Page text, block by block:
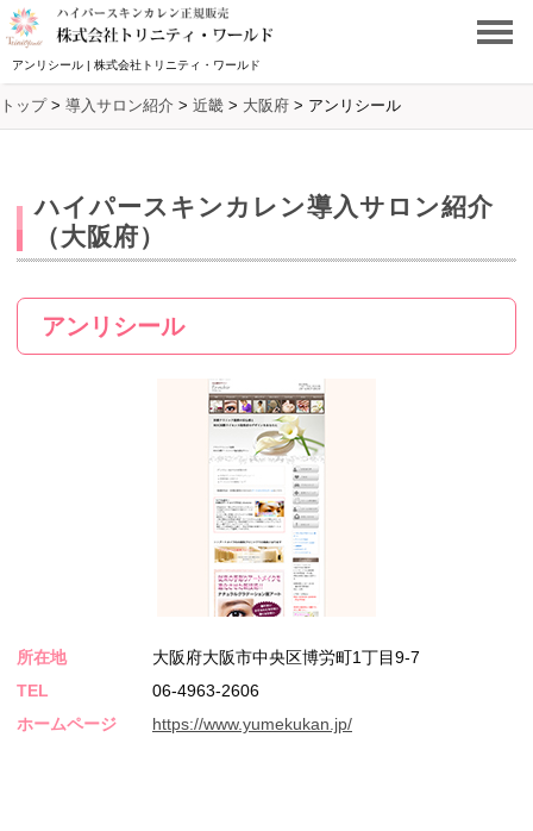
アンリシール | 株式会社トリニティ・ワールド
トップ> 導入サロン紹介 > 近畿 > 大阪府 > アンリシール
ハイパースキンカレン導入サロン紹介
（大阪府）
アンリシール
所在地
大阪府大阪市中央区博労町1丁目9-7
TEL
06-4963-2606
ホームページ
https://www.yumekukan.jp/